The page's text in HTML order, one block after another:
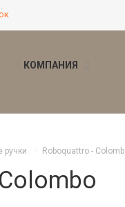
КОМПАНИЯ
ручки Roboquattro -